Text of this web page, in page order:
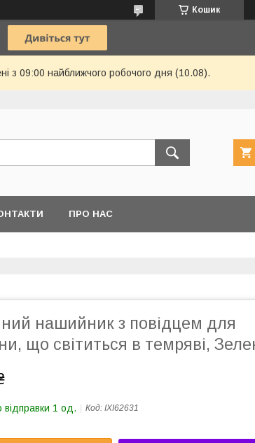
Кошик
з 09:00 найближчого робочого дня (10.08).
ПРО НАС
нашийник з повідцем для
що світиться в темряві,
відправки 1 од. Код: IXI62631